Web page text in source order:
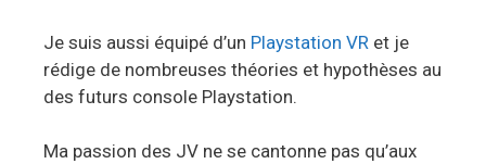
Je suis aussi équipé d’un Playstation VR et je
rédige de nombreuses théories et hypothèses au
des futurs console Playstation.
Ma passion des JV ne se cantonne pas qu’aux